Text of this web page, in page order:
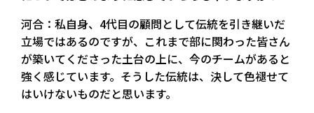
河合：私自身、4代目の顧問として伝統を引き継いだ
立場ではあるのですが、これまで部に関わった皆さん
が築いてくださった土台の上に、今のチームがあると
強く感じています。そうした伝統は、決して色褪せて
はいけないものだと思います。